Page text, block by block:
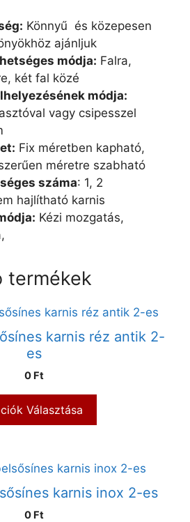
Könnyű és közepesen
ajánljuk
módja: Falra,
két fal közé
módja:
vagy csipesszel
Fix méretben kapható,
méretre szabható
száma: 1, 2
hajlítható karnis
Kézi mozgatás,
termékek
karnis réz antik 2-
es
0 Ft
Választása
karnis inox 2-es
0 Ft